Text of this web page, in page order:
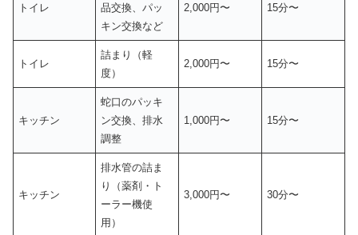
トイレ
品交換、パッ
キン交換など
2,000円〜 15分〜
トイレ
詰まり（軽
度）
2,000円〜 15分〜
キッチン
蛇口のパッキ
ン交換、排水
調整
1,000円〜 15分〜
キッチン
排水管の詰ま
り（薬剤・ト
ーラー機使
用）
3,000円〜 30分〜